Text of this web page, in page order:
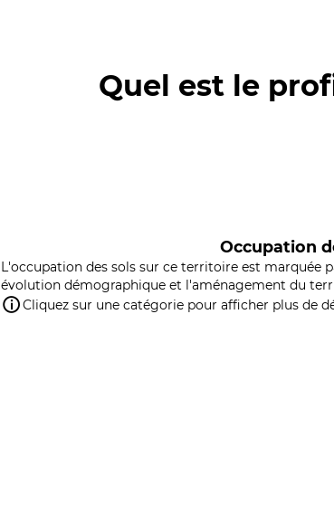
Quel est le
Occupation
L'occupation des sols sur ce territoire est marquée
évolution démographique et l'aménagement du
Cliquez sur une catégorie pour afficher plus de